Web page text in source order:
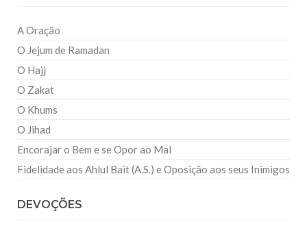
A Oração
O Jejum de Ramadan
O Hajj
O Zakat
O Khums
O Jihad
Encorajar o Bem e se Opor ao Mal
Fidelidade aos Ahlul Bait (A.S.) e Oposição aos seus Inimigos
DEVOÇÕES